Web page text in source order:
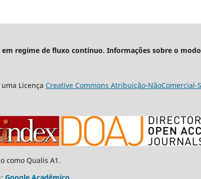
em regime de fluxo contínuo. Informações sobre o
Licença Creative Commons Atribuição-
como Qualis A1.